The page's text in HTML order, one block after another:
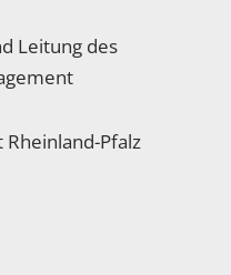
Leitung des
Rheinland-Pfalz